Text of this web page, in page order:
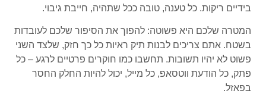
בידיים ריקות. כל טענה, טובה ככל שתהיה, חייבת גיבוי.
המטרה שלכם היא פשוטה: להפוך את הסיפור שלכם לעובדות
בשטח. אתם צריכים לבנות תיק ראיות כל כך חזק, שלצד השני
פשוט לא יהיו תשובות. תחשבו כמו חוקרים פרטיים לרגע – כל
פתק, כל הודעת ווטסאפ, כל מייל, יכול להיות החלק החסר
בפאזל.